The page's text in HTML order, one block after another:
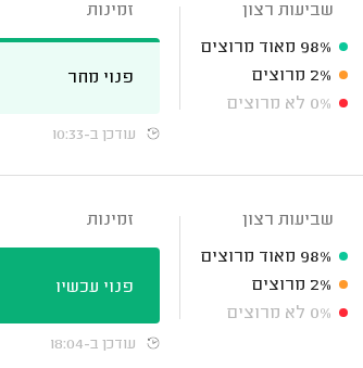
שביעות רצון
98% מאוד מרוצים
2% מרוצים
0% לא מרוצים
זמינות
פנוי מחר
עודכן ב-10:33
שביעות רצון
98% מאוד מרוצים
2% מרוצים
0% לא מרוצים
זמינות
פנוי עכשיו
עודכן ב-18:04